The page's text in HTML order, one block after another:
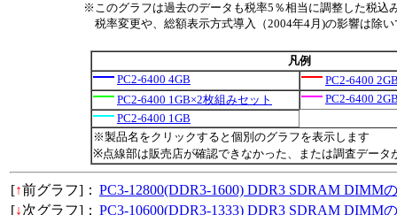
※このグラフは過去のデータも税率5％相当に調整した税込
税率変更や、総額表示方式導入（2004年4月)の影響は除い
凡例
PC2-6400 4GB
PC2-6400
PC2-6400 1GB×2枚組みセット
PC2-6400
PC2-6400 1GB
※製品名をクリックすると個別のグラフを表示します
※点線部は販売店が確認できなかった、または調査データ
[↑前グラフ]： PC3-12800(DDR3-1600) DDR3 SDRAM DIMM
[↓次グラフ]： PC3-10600(DDR3-1333) DDR3 SDRAM DIMM